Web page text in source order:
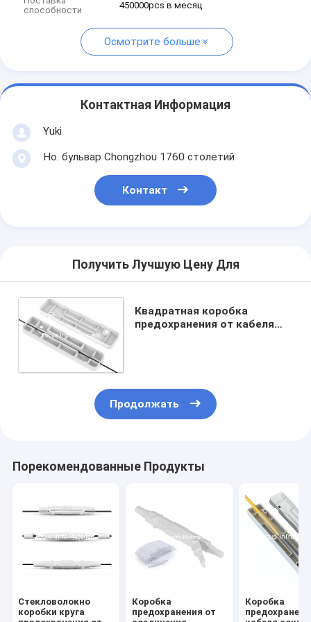
способности
450000pcs в месяц
Осмотрите больше
Контактная Информация
Yuki
Но. бульвар Chongzhou 1760 столетий
Контакт
Получить Лучшую Цену Для
Квадратная коробка
предохранения от кабеля
Продолжать
Порекомендованные Продукты
Стекловолокно
коробки круга
Коробка
предохранения от
Коробка